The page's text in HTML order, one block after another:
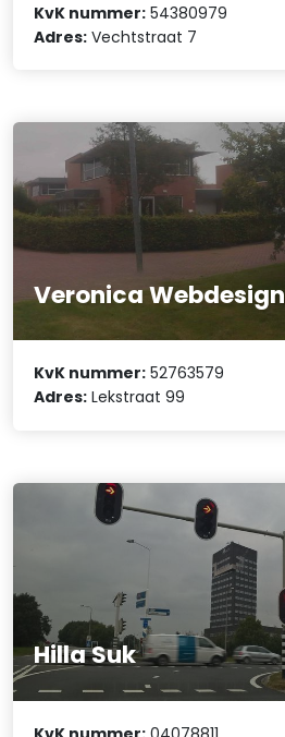
KvK nummer: 54380979
Adres: Vechtstraat 7
Veronica Webdesign
KvK nummer: 52763579
Adres: Lekstraat 99
Hilla Suk